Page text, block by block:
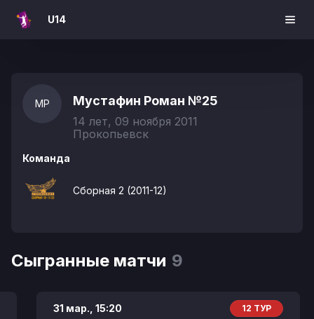
U14
МР Мустафин Роман №25
14 лет, 09 ноября 2011
Прокопьевск
Команда
Сборная 2 (2011-12)
Сыгранные матчи 9
31 мар., 15:20 12 ТУР